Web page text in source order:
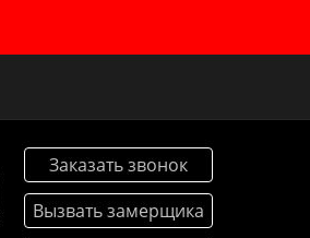
Заказать звонок
Вызвать замерщика